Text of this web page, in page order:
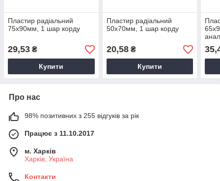
Пластир радiальний
75х90мм, 1 шар корду
29,53 ₴
Купити
Пластир радiальний
50х70мм, 1 шар корду
20,58₴
Купити
Про нас
98% позитивних з 255 відгуків за рік
Працює з 11.10.2017
м. Харків
Харків, Україна
Контакти